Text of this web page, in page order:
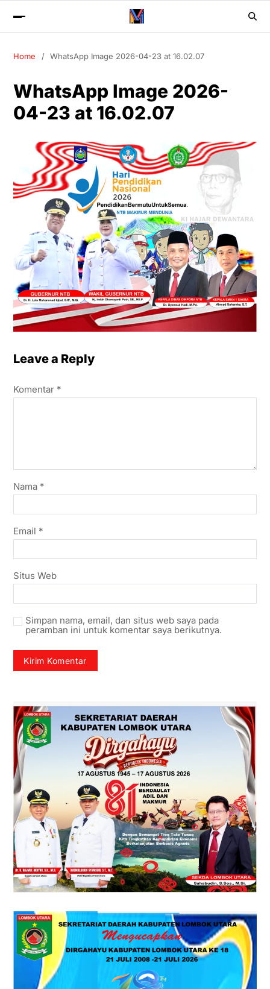
Home WhatsApp Image 2026-04-23 at 16.02.07
WhatsApp Image 2026-
04-23 at 16.02.07
Leave a Reply
Komentar *
Nama *
Email *
Situs Web
Simpan nama, email, dan situs web saya pada
peramban ini untuk komentar saya berikutnya.